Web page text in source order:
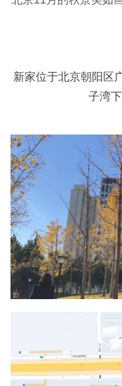
新家位于北京朝阳区
子湾